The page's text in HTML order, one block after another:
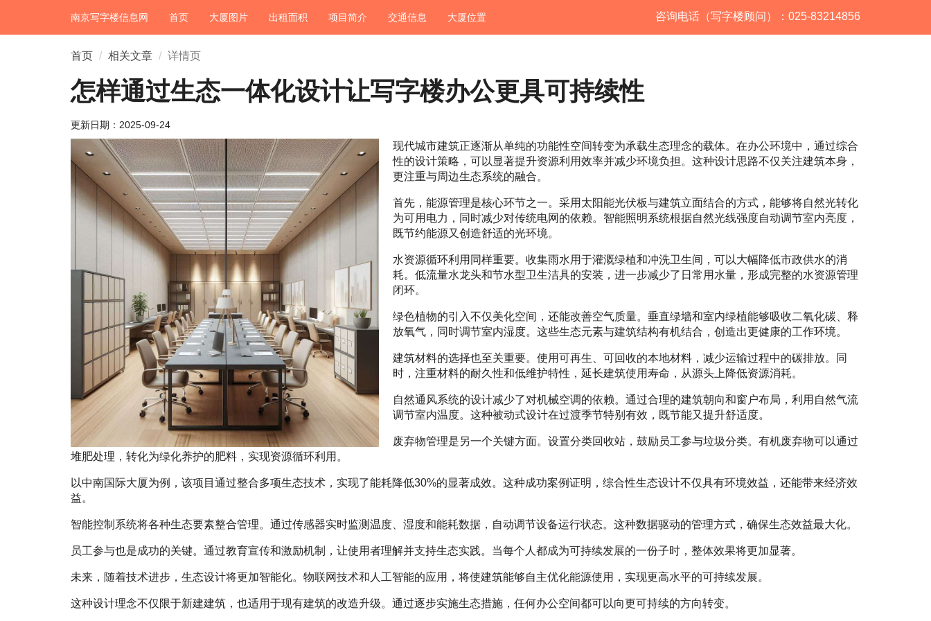
南京写字楼信息网 首页 大厦图片 出租面积 项目简介 交通信息 大厦位置 咨询电话（写字楼顾问）：025-83214856
首页 相关文章 详情页
怎样通过生态一体化设计让写字楼办公更具可持续性
更新日期： 2025-09-24
现代城市建筑正逐渐从单纯的功能性空间转变为承载生态理念的载体。在办公环境中，通过综合
性的设计策略，可以显著提升资源利用效率并减少环境负担。这种设计思路不仅关注建筑本身，
更注重与周边生态系统的融合。
首先，能源管理是核心环节之一。采用太阳能光伏板与建筑立面结合的方式，能够将自然光转化
为可用电力，同时减少对传统电网的依赖。智能照明系统根据自然光线强度自动调节室内亮度，
既节约能源又创造舒适的光环境。
水资源循环利用同样重要。收集雨水用于灌溉绿植和冲洗卫生间，可以大幅降低市政供水的消
耗。低流量水龙头和节水型卫生洁具的安装，进一步减少了日常用水量，形成完整的水资源管理
闭环。
绿色植物的引入不仅美化空间，还能改善空气质量。垂直绿墙和室内绿植能够吸收二氧化碳、释
放氧气，同时调节室内湿度。这些生态元素与建筑结构有机结合，创造出更健康的工作环境。
建筑材料的选择也至关重要。使用可再生、可回收的本地材料，减少运输过程中的碳排放。同
时，注重材料的耐久性和低维护特性，延长建筑使用寿命，从源头上降低资源消耗。
自然通风系统的设计减少了对机械空调的依赖。通过合理的建筑朝向和窗户布局，利用自然气流
调节室内温度。这种被动式设计在过渡季节特别有效，既节能又提升舒适度。
废弃物管理是另一个关键方面。设置分类回收站，鼓励员工参与垃圾分类。有机废弃物可以通过
堆肥处理，转化为绿化养护的肥料，实现资源循环利用。
以中南国际大厦为例，该项目通过整合多项生态技术，实现了能耗降低30%的显著成效。这种成功案例证明，综合性生态设计不仅具有环境效益，还能带来经济效
益。
智能控制系统将各种生态要素整合管理。通过传感器实时监测温度、湿度和能耗数据，自动调节设备运行状态。这种数据驱动的管理方式，确保生态效益最大化。
员工参与也是成功的关键。通过教育宣传和激励机制，让使用者理解并支持生态实践。当每个人都成为可持续发展的一份子时，整体效果将更加显著。
未来，随着技术进步，生态设计将更加智能化。物联网技术和人工智能的应用，将使建筑能够自主优化能源使用，实现更高水平的可持续发展。
这种设计理念不仅限于新建建筑，也适用于现有建筑的改造升级。通过逐步实施生态措施，任何办公空间都可以向更可持续的方向转变。